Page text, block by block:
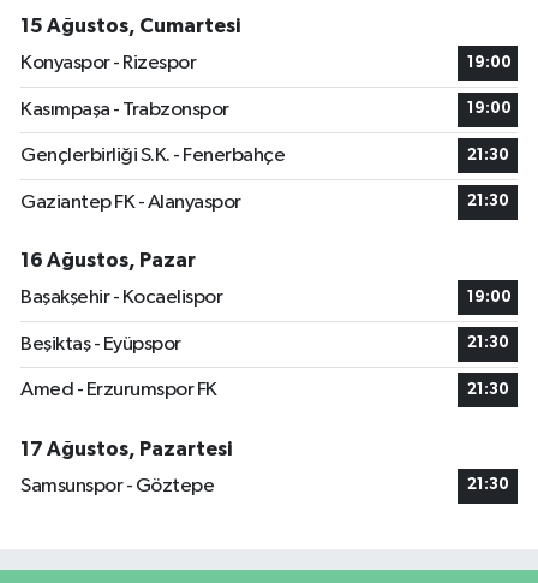
15 Ağustos, Cumartesi
Konyaspor - Rizespor
19:00
Kasımpaşa - Trabzonspor 19:00
Gençlerbirliği S.K. - Fenerbahçe 21:30
Gaziantep FK - Alanyaspor 21:30
16 Ağustos, Pazar
Başakşehir - Kocaelispor
19:00
Beşiktaş - Eyüpspor 21:30
Amed - Erzurumspor FK 21:30
17 Ağustos, Pazartesi
Samsunspor - Göztepe
21:30